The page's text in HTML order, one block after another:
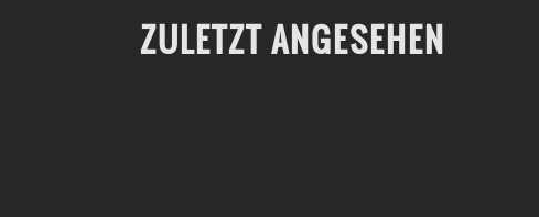
ZULETZT ANGESEHEN